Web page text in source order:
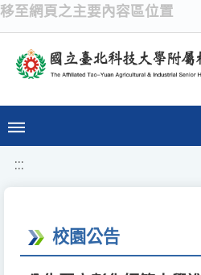
移至網頁之主要內容區位置
:::
校園公告